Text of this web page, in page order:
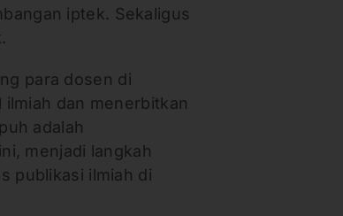
iptek. Sekaligus
para dosen di
dan menerbitkan
adalah
menjadi langkah
publikasi ilmiah di